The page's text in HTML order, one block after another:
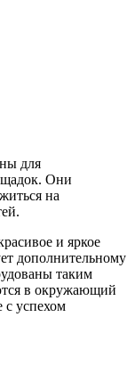
для
Они
на
и яркое
дополнительному
таким
в окружающий
с успехом